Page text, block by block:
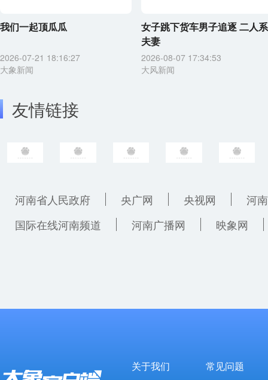
我们一起顶瓜瓜
2026-07-21 18:16:27
大象新闻
女子跳下货车男子追逐 二人系
夫妻
2026-08-07 17:34:53
大风新闻
友情链接
河南省人民政府 央广网 央视网
河
国际在线河南频道
河南广播网 映象网
关于我们 常见问题